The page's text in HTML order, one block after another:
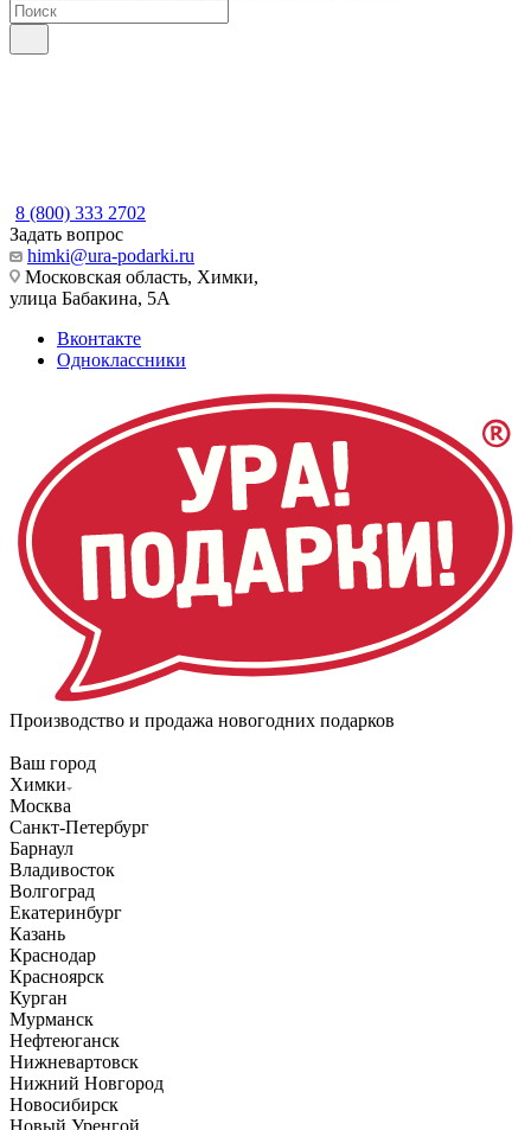
8 (800) 333 2702
Задать вопрос
himki@ura-podarki.ru
Московская область, Химки,
улица Бабакина, 5А
Вконтакте
Одноклассники
Производство и продажа новогодних подарков
Ваш город
Химки
Москва
Санкт-Петербург
Барнаул
Владивосток
Волгоград
Екатеринбург
Казань
Краснодар
Красноярск
Курган
Мурманск
Нефтеюганск
Нижневартовск
Нижний Новгород
Новосибирск
Новый Уренгой